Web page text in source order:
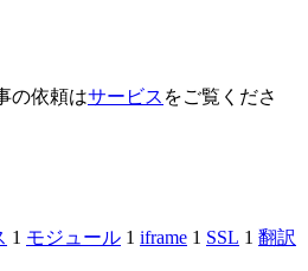
の依頼はサービス をご覧くださ
1 モジュール 1 iframe 1 SSL 1 翻訳